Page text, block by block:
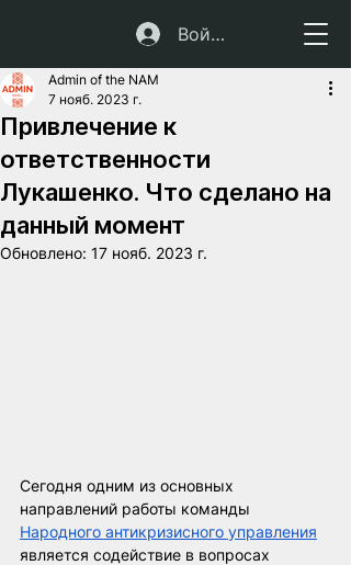
Войти
Привлечение к
ответственности
Лукашенко. Что сделано на
данный момент
Admin of the NAM
7 нояб. 2023 г.
Обновлено: 17 нояб. 2023 г.
Сегодня одним из основных
направлений работы команды
Народного антикризисного управления
является содействие в вопросах